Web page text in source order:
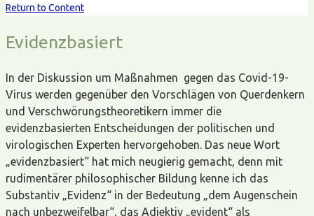
Return to Content
Evidenzbasiert
In der Diskussion um Maßnahmen gegen das Covid-19-
Virus werden gegenüber den Vorschlägen von Querdenkern
und Verschwörungstheoretikern immer die
evidenzbasierten Entscheidungen der politischen und
virologischen Experten hervorgehoben. Das neue Wort
„evidenzbasiert“ hat mich neugierig gemacht, denn mit
rudimentärer philosophischer Bildung kenne ich das
Substantiv „Evidenz“ in der Bedeutung „dem Augenschein
nach unbezweifelbar“, das Adjektiv „evident“ als